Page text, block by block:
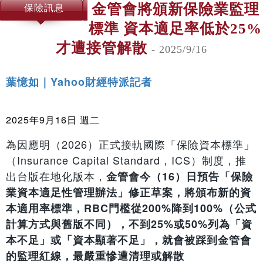
保險訊息
金管會將頒新保險業監理
標準 資本適足率低於25%
才遭接管解散 - 2025/9/16
葉憶如｜Yahoo財經特派記者
2025年9月16日 週二
為因應明（2026）正式接軌國際「保險資本標準」
（Insurance Capital Standard，ICS）制度，推
出台版在地化版本， 金管會今（16）日預告「保險
業資本適足性管理辦法」修正草案，將頒布新的資
本適用率標準，RBC門檻從200%降到100%（公式
計算方式與舊版不同），不到25%或50%列為「資
本不足」或「資本顯著不足」，就會被踩到金管會
的監理紅線，最嚴重慘遭清理或解散